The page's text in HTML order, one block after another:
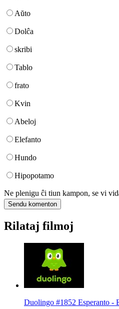
Aŭto
Dolĉa
skribi
Tablo
frato
Kvin
Abeloj
Elefanto
Hundo
Hipopotamo
Ne plenigu ĉi tiun kampon, se vi
Rilataj filmoj
Duolingo #1852 Esperanto -